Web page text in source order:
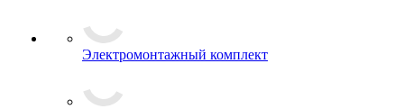
Электромонтажный комплект